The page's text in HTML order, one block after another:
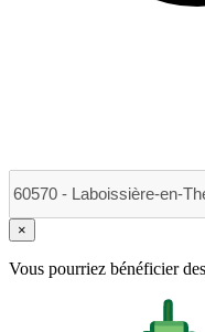
×
Vous pourriez bénéficier